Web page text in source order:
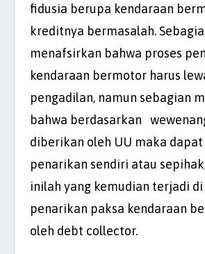
fidusia berupa kendaraan
kreditnya bermasalah.
menafsirkan bahwa proses
kendaraan bermotor harus
pengadilan, namun sebagian
bahwa berdasarkan
diberikan oleh UU maka
penarikan sendiri atau
inilah yang kemudian terjadi
penarikan paksa kendaraan
oleh debt collector.